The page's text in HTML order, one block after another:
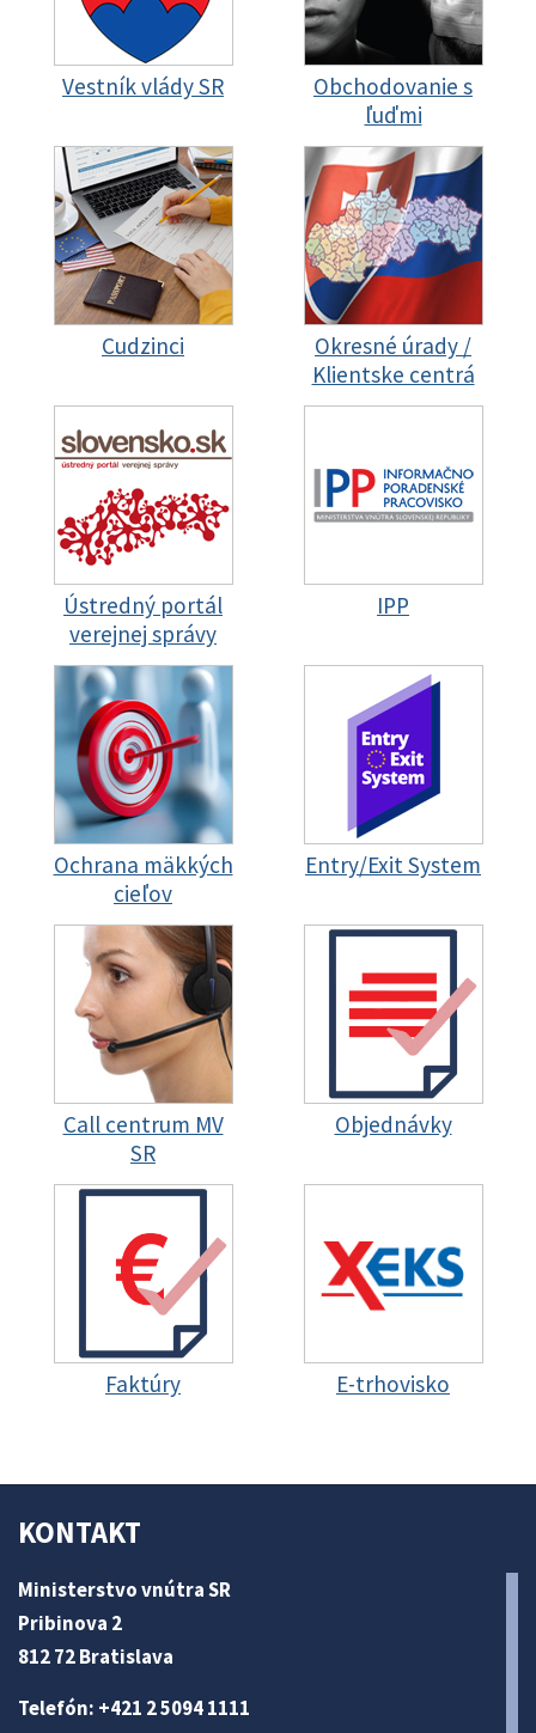
Vestník vlády SR
Obchodovanie s
ľuďmi
Cudzinci
Okresné úrady /
Klientske centrá
Ústredný portál
verejnej správy
IPP
Ochrana mäkkých
cieľov
Entry/Exit System
Call centrum MV
SR
Objednávky
Faktúry E-trhovisko
KONTAKT
Ministerstvo vnútra SR
Pribinova 2
812 72 Bratislava
Telefón: +421 2 5094 1111